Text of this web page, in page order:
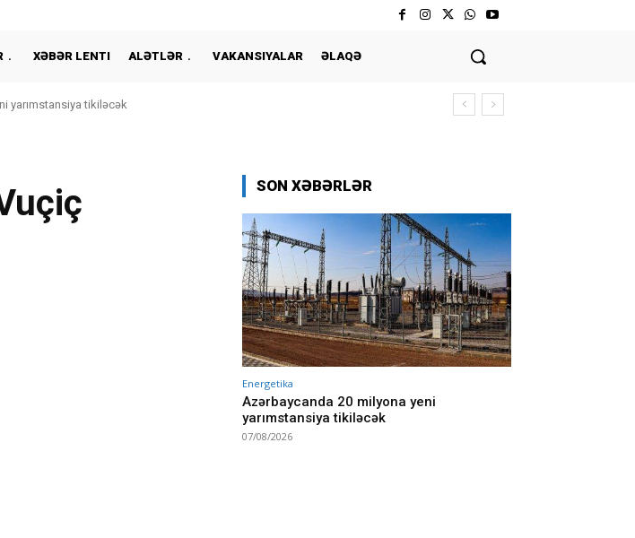
XƏBƏR LENTI ALƏTLƏR VAKANSIYALAR ƏLAQƏ
yarımstansiya tikiləcək
SON XƏBƏRLƏR
Energetika
Azərbaycanda 20 milyona yeni
yarımstansiya tikiləcək
07/08/2026